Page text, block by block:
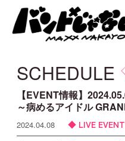
NEWS
PROFILE
VIDEO
SCHEDULE
【EVENT情報】
～病めるアイドル
2024.04.08 LIVE EVENT